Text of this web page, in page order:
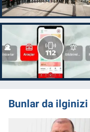
Bunlar da